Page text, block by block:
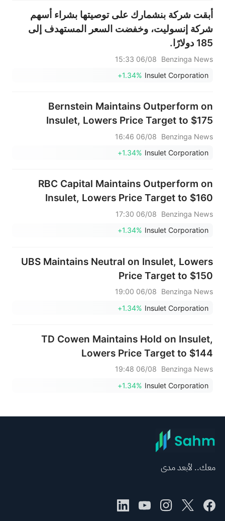
أبقت شركة بنشمارك على توصيتها بشراء أسهم
شركة إنسوليت، وخفضت السعر المستهدف إلى
185 دولارًا.
Benzinga News
06/08 15:33
Insulet Corporation
+1.34%
Bernstein Maintains Outperform on
Insulet, Lowers Price Target to $175
Benzinga News
06/08 16:46
Insulet Corporation
+1.34%
RBC Capital Maintains Outperform on
Insulet, Lowers Price Target to $160
Benzinga News
06/08 17:30
Insulet Corporation
+1.34%
UBS Maintains Neutral on Insulet, Lowers
Price Target to $150
Benzinga News
06/08 19:00
Insulet Corporation
+1.34%
TD Cowen Maintains Hold on Insulet,
Lowers Price Target to $144
Benzinga News
06/08 19:48
Insulet Corporation
+1.34%
معك.. لأبعد مدى